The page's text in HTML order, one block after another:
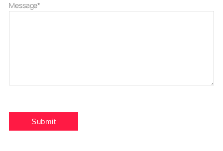
Message*